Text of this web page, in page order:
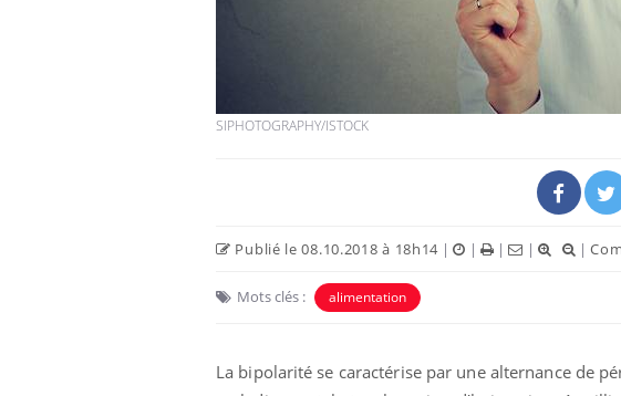
SIPHOTOGRAPHY/ISTOCK
Publié le 08.10.2018 à 18h14 | | | | |
Mots clés : alimentation
La bipolarité se caractérise par une alternance de